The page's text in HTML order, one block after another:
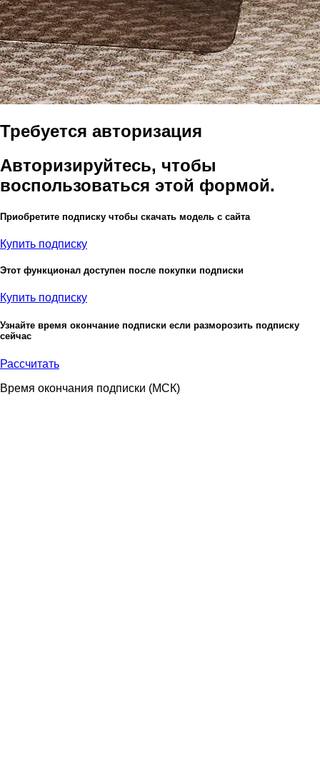
Требуется авторизация
Авторизируйтесь, чтобы
воспользоваться этой формой.
Приобретите подписку чтобы скачать модель с сайта
Купить подписку
Этот функционал доступен после покупки подписки
Купить подписку
Узнайте время окончание подписки если разморозить подписку
сейчас
Рассчитать
Время окончания подписки (МСК)